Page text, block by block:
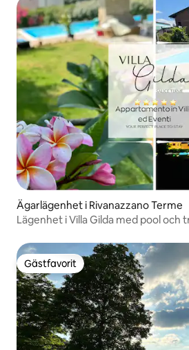
Ägarlägenhet i Rivanazzano Terme
Lägenhet i Villa Gilda med pool och
Gästfavorit
Gästfavorit